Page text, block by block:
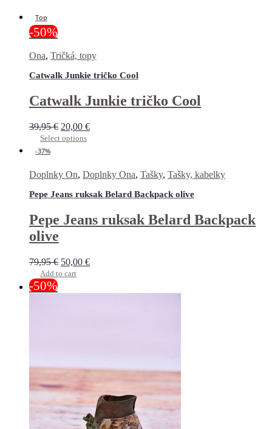
Top
-50%
Ona, Tričká, topy
Catwalk Junkie tričko Cool
Catwalk Junkie tričko Cool
39,95€ 20,00 €
Select options
-37%
Doplnky On, Doplnky Ona, Tašky, Tašky, kabelky
Pepe Jeans ruksak Belard Backpack olive
Pepe Jeans ruksak Belard Backpack
olive
79,95€ 50,00 €
Add to cart
-50%